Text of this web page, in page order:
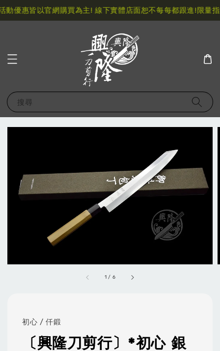
優惠皆以官網購買為主! 線下實體店面恕不每每都跟進!限量指
搜尋
1 / 6
初心 / 仟鍛
〔興隆刀剪行〕*初心 銀